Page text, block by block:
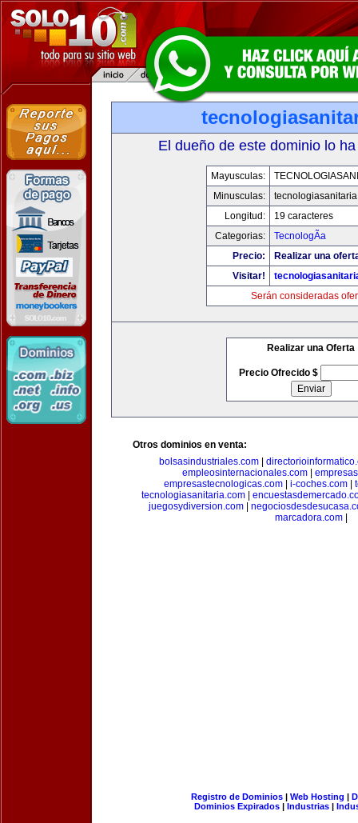
El dueño de este dominio lo
Mayusculas:
Minusculas:
Longitud:
19 caracteres
Categorias:
TecnologÃ­a
Precio:
Realizar una
Visitar!
Serán consideradas
Realizar una Oferta
Precio Ofrecido $
Otros dominios en venta:
bolsasindustriales.com
empleosinternacionales.com
empresastecnologicas.com
i-coches.com
tecnologiasanitaria.com|
juegosydiversion.com
marcadora.com|
Registro de Dominios| Web Hosting |
Dominios Expirados | Industrias |